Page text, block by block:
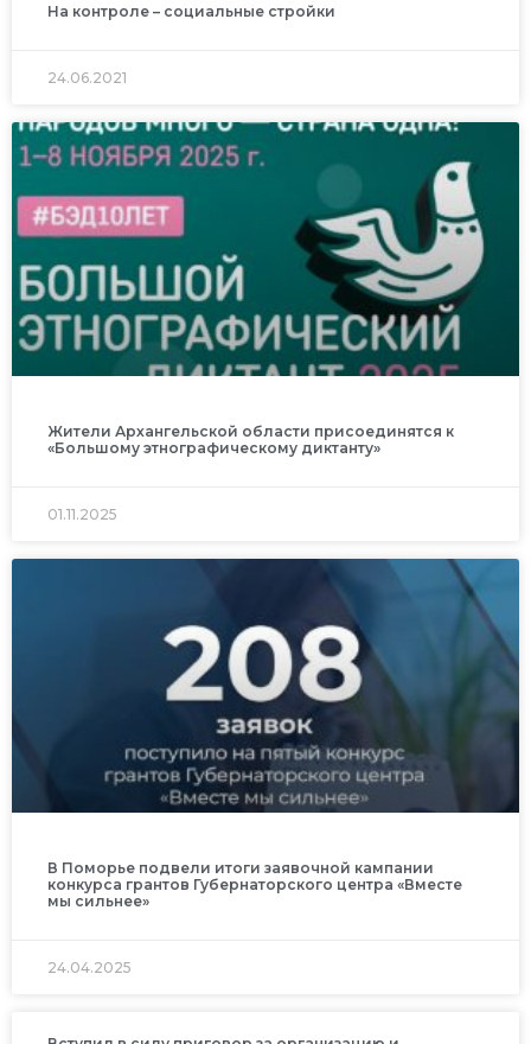
На контроле – социальные стройки
24.06.2021
Жители Архангельской области присоединятся к
«Большому этнографическому диктанту»
01.11.2025
В Поморье подвели итоги заявочной кампании
конкурса грантов Губернаторского центра «Вместе
мы сильнее»
24.04.2025